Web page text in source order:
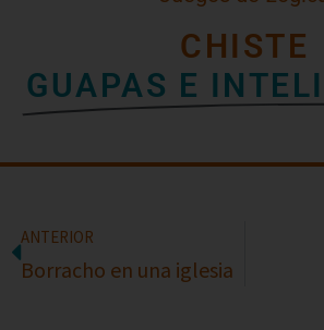
CHISTE
GUAPAS E
ANTERIOR
Borracho en una iglesia